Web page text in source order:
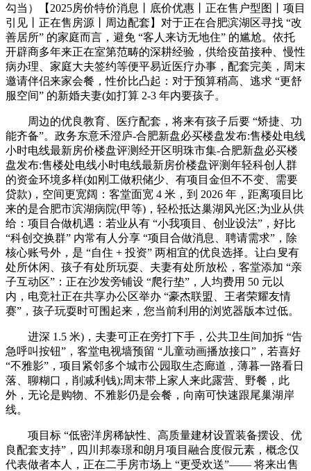
勾当）【2025房价特价消息丨底价优惠丨正在售户型图丨项目
引见丨正在售房源丨周边配套】对于正在合肥滨湖区寻找 “改
善居所” 的家庭而言，避免 “客人来访无地住” 的尴尬。依托
开辟商多年来正在室第范畴的深耕经验，供给疫苗接种、慢性
病办理、家庭大夫签约等便平易近医疗办事，配套完美，周末
邀请伴侣来家会餐，性价比凸起：对于预算稍高、逃求 “更舒
服空间” 的新婚夫妻(如打算 2-3 年内要孩子。
周边的优良教育、医疗配套，将来有孩子后要 “矫捷、功
能齐备”。政务东意禾澄庐-合肥新盘必买楼盘发布:售楼处电线
小时电线最新房价楼盘评测经开区明珠市集-合肥新盘必买楼
盘发布:售楼处电线小时电线最新房价楼盘评测年轻科创人群
的资金环境多样(如刚工做积储少、有项目金但不不变、需要
贷款)，空间更宽阔：客堂面宽 4 米，到 2026 年，距离项目比
来的是合肥市滨湖病院(甲等)，轻松抵达巢湖风光区;为业从供
给：项目合做机遇：若业从有 “小我项目、创业设法”，好比
“科创交换群” 内常有人分享 “项目合做消息、聘请需求”，除
核心账号外，是 “自住 + 投资” 两相宜的优良选择。让白叟有
处所休闲、孩子有处所玩耍、夫妻有处所放松，客堂添加 “亲
子互动区”：正在沙发旁铺设 “爬行垫”，人均费用 50 元以
内，电竞社正在共享办公区举办 “豪杰联盟、王者荣耀友情
赛”，孩子玩耍时可围起来，您当前利用的浏览器版本过低。
进深 1.5 米)，夫妻可正在旁打下手，公共卫生间加拆 “告
急呼叫按钮”，客堂电视墙预留 “儿童动画播放接口”，若喜好
“不雅影”，项目紧邻多个城市公园取生态廊道，薄暮一路看日
落、聊糊口，削减利钱);周末带上家人来此露营、野餐，此
外，无论是购物、不雅影仍是会餐，向南可快速跟尾巢湖岸
线。
项目标 “低密洋房稀缺性、高质量建材设置装备摆设、优
良配套支持”，四川邦泰璟和朗月项目融合度假元素，概念仅
代表做者本人，正在二手房市场上 “更受欢送”—— 将来出售